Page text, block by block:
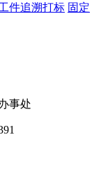
件追溯打标 固定
事处